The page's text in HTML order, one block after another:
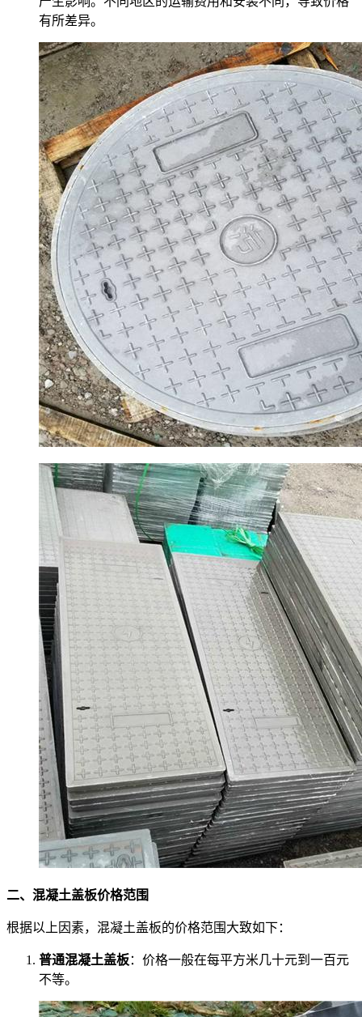
有所差异。
二、混凝土盖板价格范围
根据以上因素，混凝土盖板的价格范围大致如下：
普通混凝土盖板：价格一般在每平方米几十元到一百元
不等。